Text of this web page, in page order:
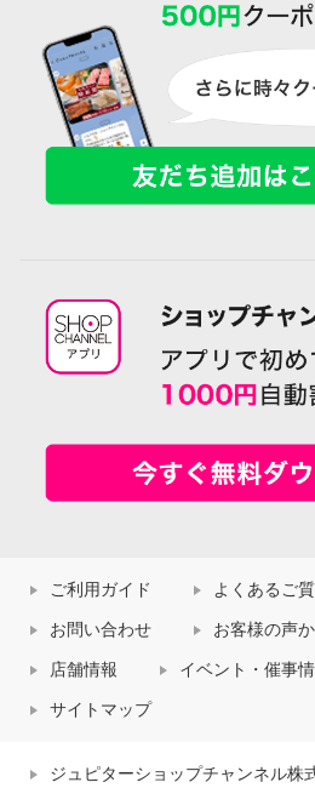
ご利用ガイド よくあるご
お問い合わせ お客様の声
店舗情報 イベント・催事
サイトマップ
ジュピターショップチャンネル株